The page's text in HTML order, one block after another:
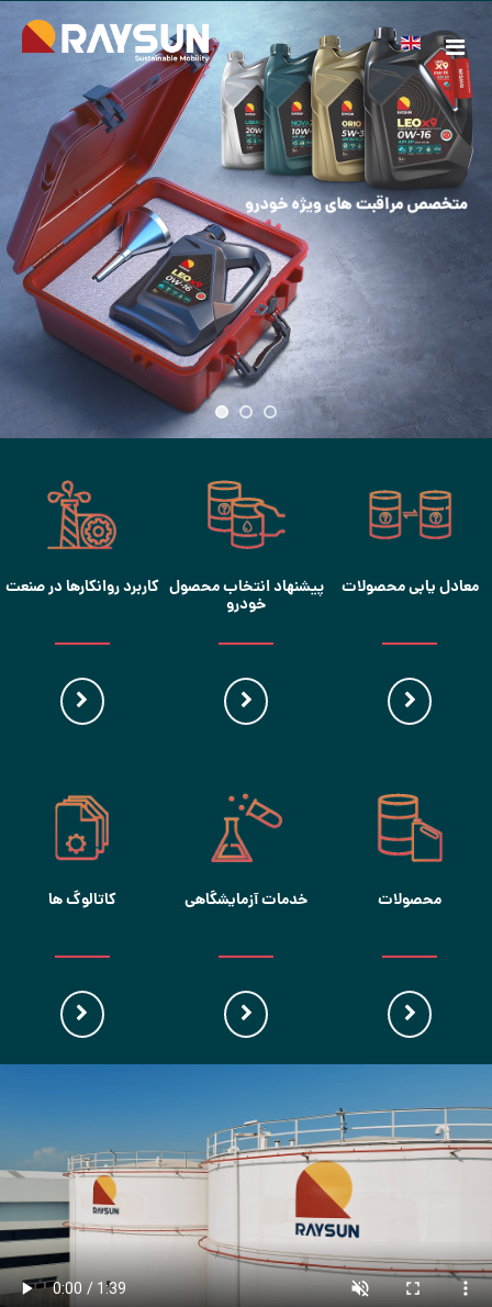
معادل یابی محصولات پیشنهاد انتخاب محصول
خودرو
کاربرد روانکارها در صنعت
محصولات خدمات آزمایشگاهی کاتالوگ ها